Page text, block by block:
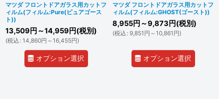
マツダ フロントドアガラス用カットフ
ィルム(フィルム:Pure(ピュアゴース
ト))
13,509 円 ～14,959 円(税別)
(税込 : 14,860円 ～16,455円)
オプション選択
マツダ フロントドアガラス用カットフ
ィルム(フィルム:GHOST(ゴースト))
8,955円 ～9,873 円(税別)
(税込 : 9,851 円 ～10,861 円)
オプション選択